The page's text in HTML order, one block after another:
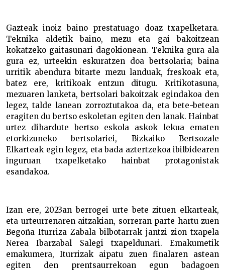
Gazteak inoiz baino prestatuago doaz txapelketara.
Teknika aldetik baino, mezu eta gai bakoitzean
kokatzeko gaitasunari dagokionean. Teknika gura ala
gura ez, urteekin eskuratzen doa bertsolaria; baina
urritik abendura bitarte mezu landuak, freskoak eta,
batez ere, kritikoak entzun ditugu. Kritikotasuna,
mezuaren lanketa, bertsolari bakoitzak egindakoa den
legez, talde lanean zorroztutakoa da, eta bete-betean
eragiten du bertso eskoletan egiten den lanak. Hainbat
urtez dihardute bertso eskola askok lekua ematen
etorkizuneko bertsolariei, Bizkaiko Bertsozale
Elkarteak egin legez, eta bada aztertzekoa ibilbidearen
inguruan txapelketako hainbat protagonistak
esandakoa.
Izan ere, 2023an berrogei urte bete zituen elkarteak,
eta urteurrenaren aitzakian, sorreran parte hartu zuen
Begoña Iturriza Zabala bilbotarrak jantzi zion txapela
Nerea Ibarzabal Salegi txapeldunari. Emakumetik
emakumera, Iturrizak aipatu zuen finalaren astean
egiten den prentsaurrekoan egun badagoen